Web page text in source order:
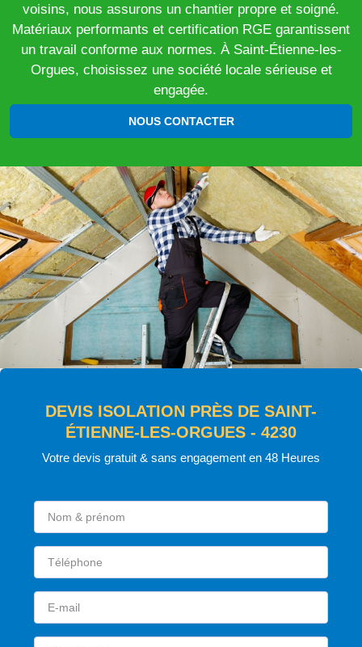
voisins, nous assurons un chantier propre et soigné.
Matériaux performants et certification RGE garantissent
un travail conforme aux normes. À Saint-Étienne-les-
Orgues, choisissez une société locale sérieuse et
engagée.
NOUS CONTACTER
DEVIS ISOLATION PRÈS DE SAINT-
ÉTIENNE-LES-ORGUES - 4230
Votre devis gratuit & sans engagement en 48 Heures